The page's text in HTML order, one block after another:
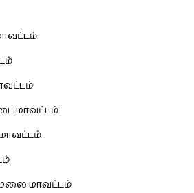
மாவட்டம்
மாவட்டம்